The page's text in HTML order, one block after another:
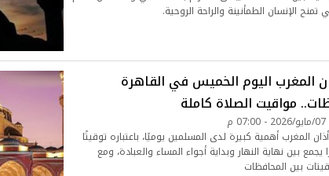
تمنح الإنسان الطمأنينة والراحة الروحية.
المغرب اليوم الخميس في القاهرة
مواقيت الصلاة كاملة
المغرب أهمية كبيرة لدى المسلمين يوميًا، باعتباره توقيتًا
يجمع بين نهاية النهار وبداية أجواء المساء والعبادة، ومع
بين المحافظات